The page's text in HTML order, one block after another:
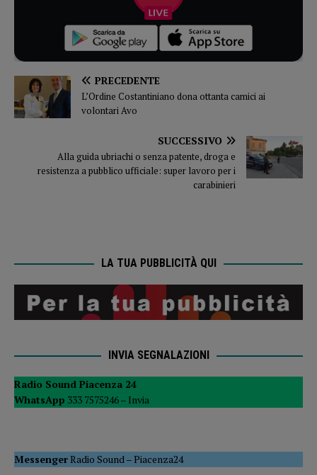
PRECEDENTE
L’Ordine Costantiniano dona ottanta camici ai
volontari Avo
SUCCESSIVO
Alla guida ubriachi o senza patente, droga e
resistenza a pubblico ufficiale: super lavoro per i
carabinieri
LA TUA PUBBLICITÀ QUI
INVIA SEGNALAZIONI
Radio Sound Piacenza 24
WhatsApp 333 7575246 – Invia
MessengerRadio Sound–Piacenza24